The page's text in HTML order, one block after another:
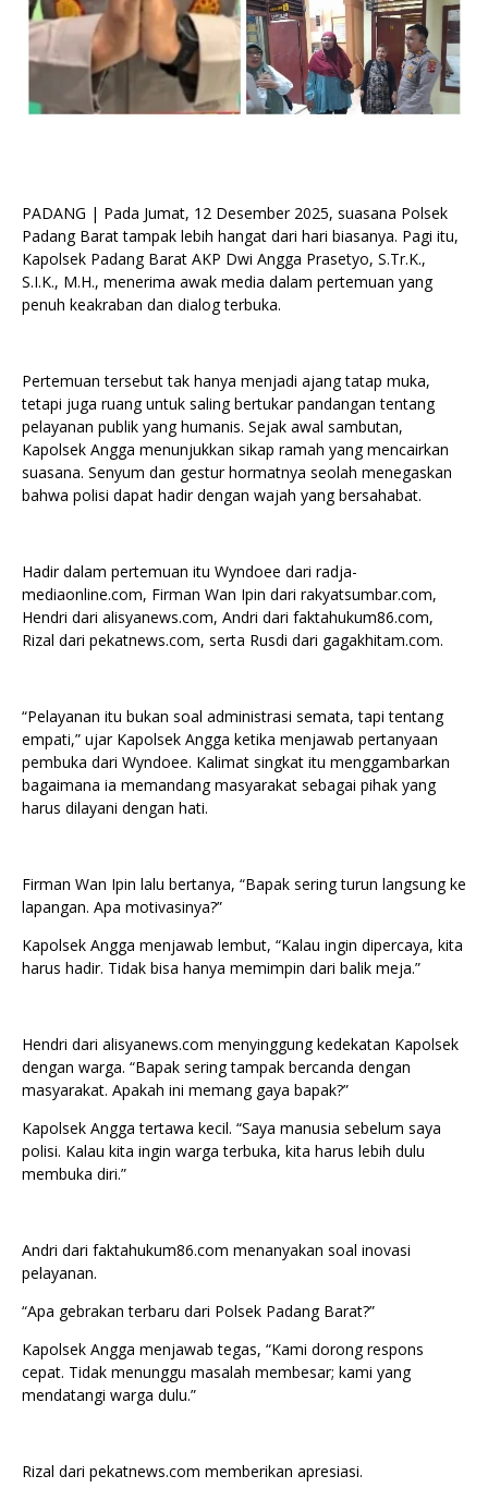
PADANG | Pada Jumat, 12 Desember 2025, suasana Polsek
Padang Barat tampak lebih hangat dari hari biasanya. Pagi itu,
Kapolsek Padang Barat AKP Dwi Angga Prasetyo, S.Tr.K.,
S.I.K., M.H., menerima awak media dalam pertemuan yang
penuh keakraban dan dialog terbuka.
Pertemuan tersebut tak hanya menjadi ajang tatap muka,
tetapi juga ruang untuk saling bertukar pandangan tentang
pelayanan publik yang humanis. Sejak awal sambutan,
Kapolsek Angga menunjukkan sikap ramah yang mencairkan
suasana. Senyum dan gestur hormatnya seolah menegaskan
bahwa polisi dapat hadir dengan wajah yang bersahabat.
Hadir dalam pertemuan itu Wyndoee dari radja-
mediaonline.com, Firman Wan Ipin dari rakyatsumbar.com,
Hendri dari alisyanews.com, Andri dari faktahukum86.com,
Rizal dari pekatnews.com, serta Rusdi dari gagakhitam.com.
“Pelayanan itu bukan soal administrasi semata, tapi tentang
empati,” ujar Kapolsek Angga ketika menjawab pertanyaan
pembuka dari Wyndoee. Kalimat singkat itu menggambarkan
bagaimana ia memandang masyarakat sebagai pihak yang
harus dilayani dengan hati.
Firman Wan Ipin lalu bertanya, “Bapak sering turun langsung ke
lapangan. Apa motivasinya?”
Kapolsek Angga menjawab lembut, “Kalau ingin dipercaya, kita
harus hadir. Tidak bisa hanya memimpin dari balik meja.”
Hendri dari alisyanews.com menyinggung kedekatan Kapolsek
dengan warga. “Bapak sering tampak bercanda dengan
masyarakat. Apakah ini memang gaya bapak?”
Kapolsek Angga tertawa kecil. “Saya manusia sebelum saya
polisi. Kalau kita ingin warga terbuka, kita harus lebih dulu
membuka diri.”
Andri dari faktahukum86.com menanyakan soal inovasi
pelayanan.
“Apa gebrakan terbaru dari Polsek Padang Barat?”
Kapolsek Angga menjawab tegas, “Kami dorong respons
cepat. Tidak menunggu masalah membesar; kami yang
mendatangi warga dulu.”
Rizal dari pekatnews.com memberikan apresiasi.